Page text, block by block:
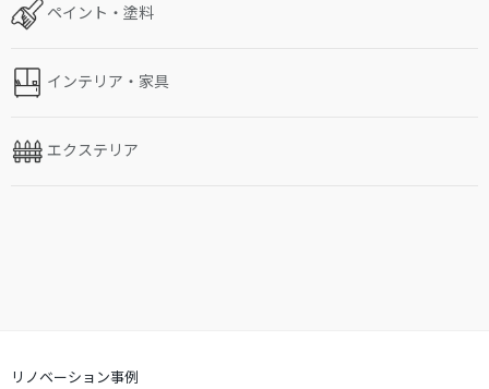
ペイント・塗料
インテリア・家具
エクステリア
リノベーション事例